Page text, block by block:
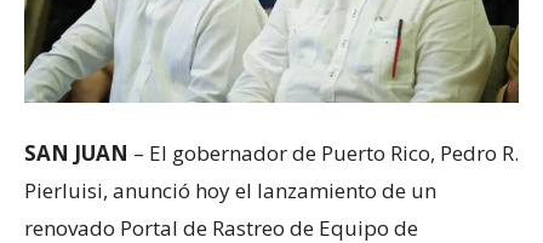
SAN JUAN – El gobernador de Puerto Rico, Pedro R.
Pierluisi, anunció hoy el lanzamiento de un
renovado Portal de Rastreo de Equipo de